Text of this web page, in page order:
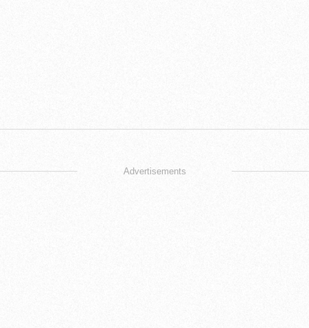
Advertisements